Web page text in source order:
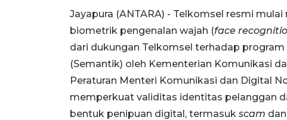
Jayapura (ANTARA) - Telkomsel resmi
biometrik pengenalan wajah (face
dari dukungan Telkomsel terhadap
(Semantik) oleh Kementerian Komunikasi
Peraturan Menteri Komunikasi dan Digital
memperkuat validitas identitas pelanggan
bentuk penipuan digital, termasuk scam dan